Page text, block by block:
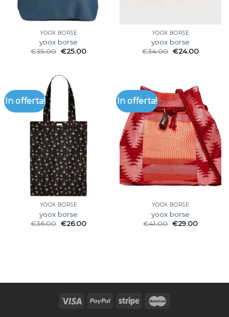
YOOX BORSE
yoox borse
€35.00 €25.00
YOOX BORSE
yoox borse
€34.00 €24.00
In offerta!
YOOX BORSE
yoox borse
€36.00 €26.00
In offerta!
YOOX BORSE
yoox borse
€41.00 €29.00